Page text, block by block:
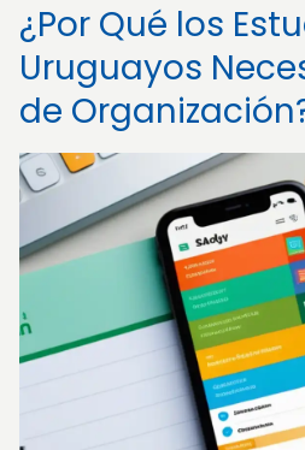
¿Por Qué los
Uruguayos
de